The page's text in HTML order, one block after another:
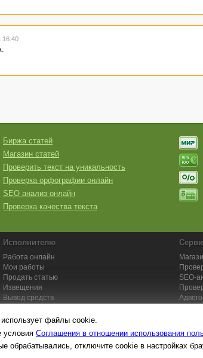
16:40
Биржа статей
Магазин статей
Проверить текст на уникальность
Проверка орфографии онлайн
SEO анализ онлайн
Проверка качества текста
Исполнителю
Работа онлайн
Мои работы
Продать статью
Извещения
Вывод средств
SEO-
Адвего
№1. Копирайтинг, рерайтинг, переводы,
файлы cookie.
условия Соглашения в отношении использования
обрабатывались, отключите cookie в настройках